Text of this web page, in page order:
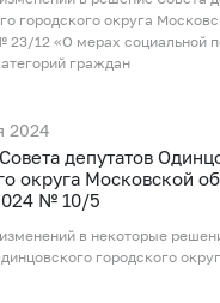
городского округа
23/12 «О мерах социальной
граждан
2024
депутатов
округа Московской
№ 10/5
в некоторые
городского